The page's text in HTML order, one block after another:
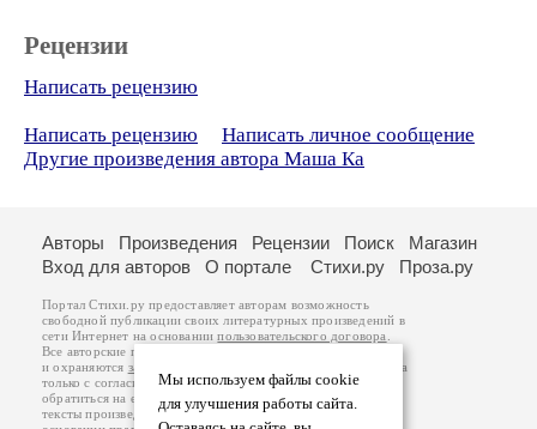
Рецензии
Написать рецензию
Написать рецензию
Написать личное сообщение
Другие произведения автора Маша Ка
Мы используем файлы cookie
для улучшения работы сайта.
Авторы Произведения Рецензии Поиск
Магазин
Вход для авторов
О портале Стихи.ру Проза.ру
Портал Стихи.ру предоставляет авторам возможность
свободной публикации своих литературных произведений в
сети Интернет на основаниипользовательского договора
Все авторские права на произведения принадлежат авторам
и охраняются законом
. Перепечатка произведений возможна
только с согласия его автора, к которому вы можете
обратиться на его авторской странице. Ответственность за
тексты произведений авторы несут самостоятельно на